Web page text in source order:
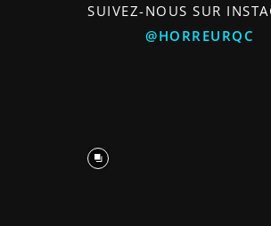
SUIVEZ-NOUS SUR
@HORREURQC